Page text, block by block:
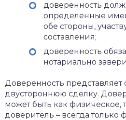
доверенность
определенные
обе стороны,
составления;
доверенность
нотариально
Доверенность представляет
двустороннюю сделку.
может быть как физическое,
доверитель – всегда